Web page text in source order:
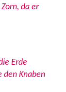
da er
Erde
den Knaben